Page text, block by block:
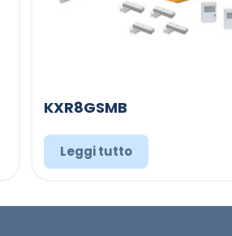
KXR8GSMB
Leggi tutto